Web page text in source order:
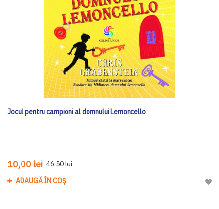
Jocul pentru campioni al domnului Lemoncello
10,00 lei 46,50 lei
ADAUGĂ ÎN COȘ